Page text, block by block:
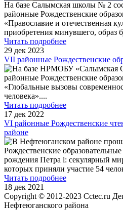
На базе Салымская школы № 2
районные Рождественские
«Православие и отечественная
приобретения минувшего, образ
Читать подробнее
29 дек 2023
VII районные Рождественские
На базе НРМОБУ
районные Рождественские
«Глобальные вызовы
человека»....
Читать подробнее
17 дек 2022
VI районные Рождественские
районе
В Нефтеюганском районе
Рождественские
рождения Петра l: секулярный
которых приняли участие 54
Читать подробнее
18 дек 2021
Copyright © 2012-2023 Cctec.ru
Нефтеюганского района